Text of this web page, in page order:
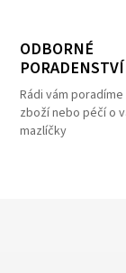
ODBORNÉ
PORADENSTVÍ
Rádi vám
zboží nebo péčí o
mazlíčky